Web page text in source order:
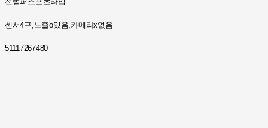
센서4구,노즐o있음,카메라x없음
51117267480